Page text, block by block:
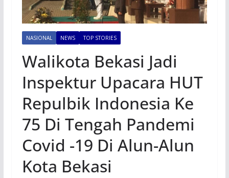
NASIONAL NEWS TOP STORIES
Walikota Bekasi Jadi
Inspektur Upacara HUT
Repulbik Indonesia Ke
75 Di Tengah Pandemi
Covid -19 Di Alun-Alun
Kota Bekasi